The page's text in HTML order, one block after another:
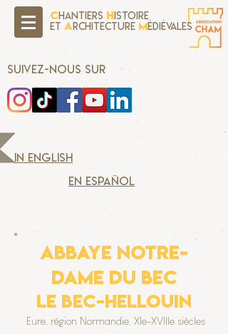
Chantiers Histoire
Et Architecture Médiévales
SUIVEZ-NOUS SUR
in english
en español
ABBAYE NOTRE-
DAME DU BEC
le bec-hellouin
Eure, région Normandie, XIe-XVIIIe siècles